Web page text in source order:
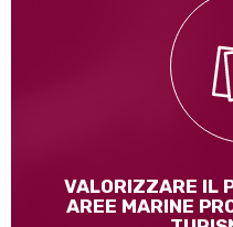
VALORIZZARE IL
AREE MARINE
Ho organizzato un